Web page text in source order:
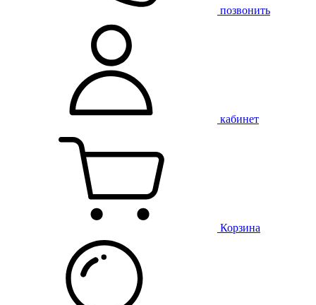
позвонить
кабинет
Корзина